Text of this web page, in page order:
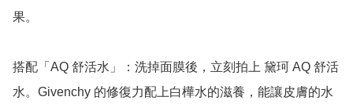
果。
搭配「AQ 舒活水」：洗掉面膜後，立刻拍上 黛珂 AQ 舒活
水。Givenchy 的修復力配上白樺水的滋養，能讓皮膚的水